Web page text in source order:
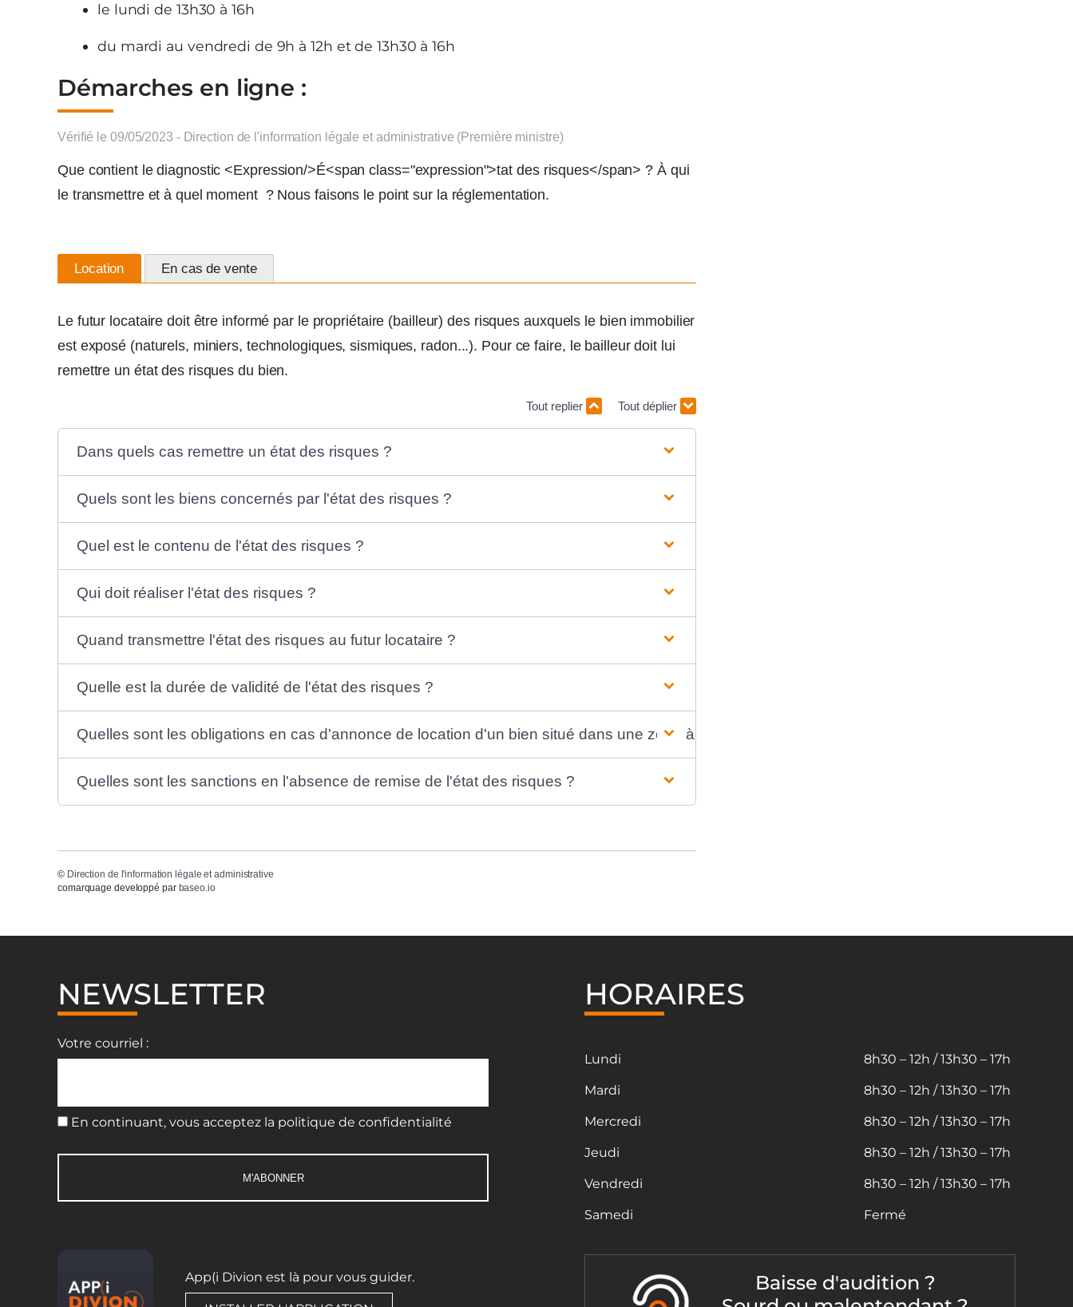
le lundi de 13h30 à 16h
du mardi au vendredi de 9h à 12h et de 13h30 à 16h
Démarches en ligne :
Vérifié le 09/05/2023 - Direction de l'information légale et administrative (Première ministre)
Que contient le diagnostic <Expression/>É<span class="expression">tat des risques</span> ? À qui
le transmettre et à quel moment ? Nous faisons le point sur la réglementation.
Location En cas de vente
Le futur locataire doit être informé par le propriétaire (bailleur) des risques auxquels le bien immobilier
est exposé (naturels, miniers, technologiques, sismiques, radon...). Pour ce faire, le bailleur doit lui
remettre un état des risques du bien.
Tout replier Tout déplier
Dans quels cas remettre un état des risques ?
Quels sont les biens concernés par l'état des risques ?
Quel est le contenu de l'état des risques ?
Qui doit réaliser l'état des risques ?
Quand transmettre l'état des risques au futur locataire ?
Quelle est la durée de validité de l'état des risques ?
Quelles sont les obligations en cas d'annonce de location d'un bien situé dans une zone à risques ?
Quelles sont les sanctions en l'absence de remise de l'état des risques ?
© Direction de l'information légale et administrative
comarquage developpé par baseo.io
NEWSLETTER
Votre courriel :
En continuant, vous acceptez la politique de confidentialité
App(i Divion est là pour vous guider.
HORAIRES
Lundi
Mardi
Mercredi
Jeudi
Vendredi
Samedi
8h30 – 12h / 13h30 – 17h
8h30 – 12h / 13h30 – 17h
8h30 – 12h / 13h30 – 17h
8h30 – 12h / 13h30 – 17h
8h30 – 12h / 13h30 – 17h
Fermé
Baisse d'audition ?